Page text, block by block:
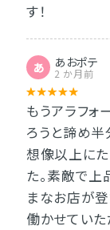
す！
あ あおポテ
2 か月前
もうアラフォ
ろうと諦め
想像以上に
た。素敵で上
まなお店が
働かせてい